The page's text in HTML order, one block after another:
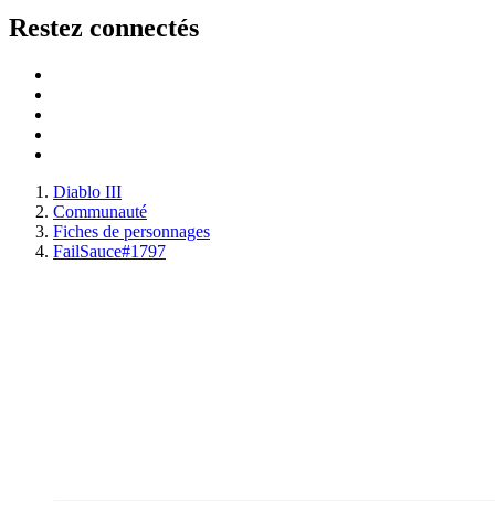
Restez connectés
Diablo III
Communauté
Fiches de personnages
FailSauce#1797